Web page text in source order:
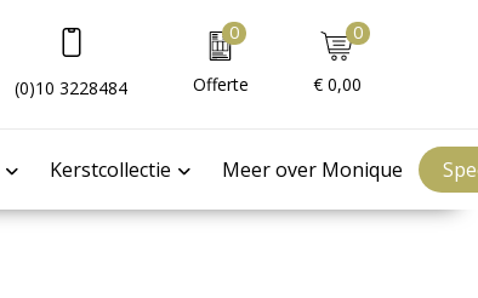
(0)10 3228484
0
Offerte
0
€ 0,00
Kerstcollectie Meer over Monique